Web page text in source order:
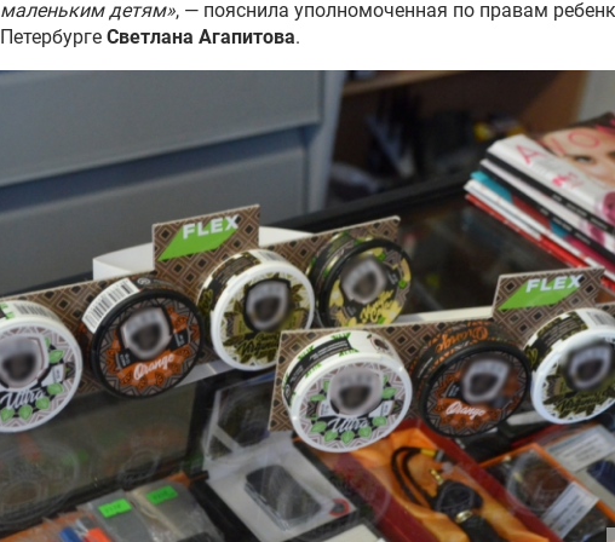
маленьким детям», — пояснила уполномоченная по правам
Петербурге Светлана Агапитова.